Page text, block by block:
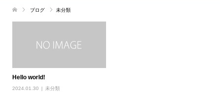
ブログ 未分類
Hello world!
2024.01.30 未分類